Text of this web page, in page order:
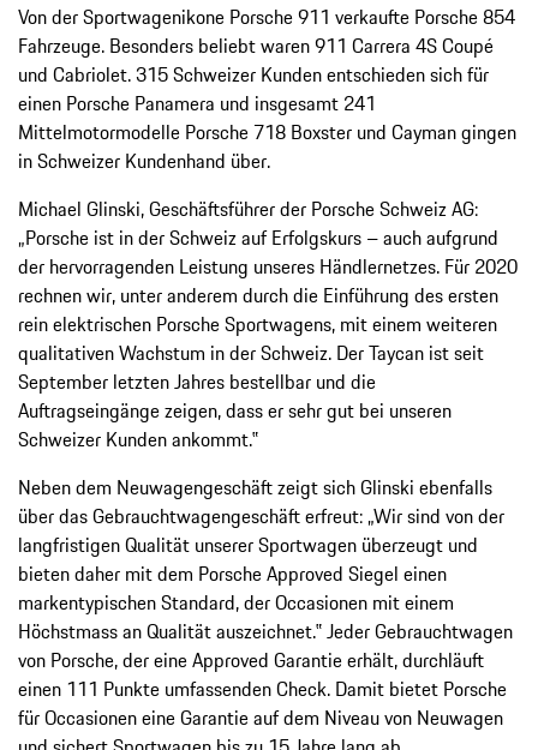
Von der Sportwagenikone Porsche 911 verkaufte Porsche 854
Fahrzeuge. Besonders beliebt waren 911 Carrera 4S Coupé
und Cabriolet. 315 Schweizer Kunden entschieden sich für
einen Porsche Panamera und insgesamt 241
Mittelmotormodelle Porsche 718 Boxster und Cayman gingen
in Schweizer Kundenhand über.
Michael Glinski, Geschäftsführer der Porsche Schweiz AG:
„Porsche ist in der Schweiz auf Erfolgskurs – auch aufgrund
der hervorragenden Leistung unseres Händlernetzes. Für 2020
rechnen wir, unter anderem durch die Einführung des ersten
rein elektrischen Porsche Sportwagens, mit einem weiteren
qualitativen Wachstum in der Schweiz. Der Taycan ist seit
September letzten Jahres bestellbar und die
Auftragseingänge zeigen, dass er sehr gut bei unseren
Schweizer Kunden ankommt.‟
Neben dem Neuwagengeschäft zeigt sich Glinski ebenfalls
über das Gebrauchtwagengeschäft erfreut: „Wir sind von der
langfristigen Qualität unserer Sportwagen überzeugt und
bieten daher mit dem Porsche Approved Siegel einen
markentypischen Standard, der Occasionen mit einem
Höchstmass an Qualität auszeichnet.‟ Jeder Gebrauchtwagen
von Porsche, der eine Approved Garantie erhält, durchläuft
einen 111 Punkte umfassenden Check. Damit bietet Porsche
für Occasionen eine Garantie auf dem Niveau von Neuwagen